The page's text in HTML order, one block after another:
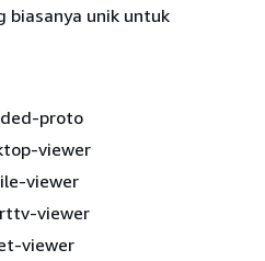
biasanya unik untuk
proto
viewer
viewer
viewer
viewer